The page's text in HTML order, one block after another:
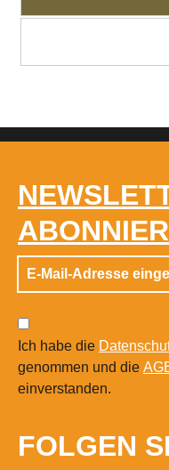
Ich habe die
genommen und die
einverstanden.
FOLGEN